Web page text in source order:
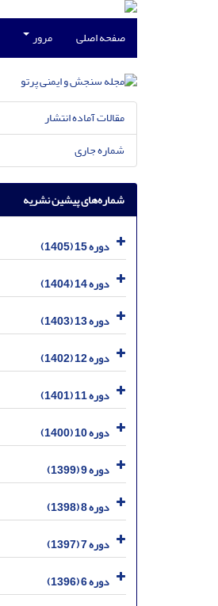
صفحه اصلی مرور
مقالات آماده انتشار
شماره جاری
شماره‌های پیشین نشریه
دوره 15 (1405)
دوره 14 (1404)
دوره 13 (1403)
دوره 12 (1402)
دوره 11 (1401)
دوره 10 (1400)
دوره 9 (1399)
دوره 8 (1398)
دوره 7 (1397)
دوره 6 (1396)